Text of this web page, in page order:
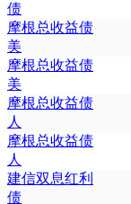
债
摩根总收益债
美
摩根总收益债
美
摩根总收益债
人
摩根总收益债
人
建信双息红利
债